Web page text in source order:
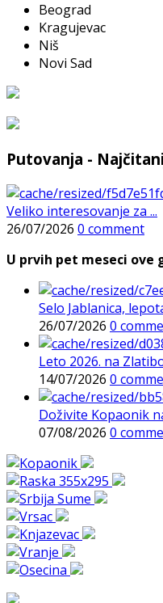
Beograd
Kragujevac
Niš
Novi Sad
Putovanja -
Veliko interesovanje za ...
26/07/2026 0 comment
U prvih pet meseci
Selo Jablanica,
26/07/2026 0
Leto 2026. na
14/07/2026 0
Doživite Kopaonik
07/08/2026 0